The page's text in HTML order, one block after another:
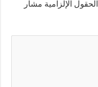
الحقول الإلزامية مشار